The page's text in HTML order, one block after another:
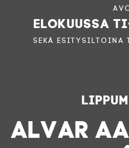
elokuussa
sekä esitysiltoina
ALVAR